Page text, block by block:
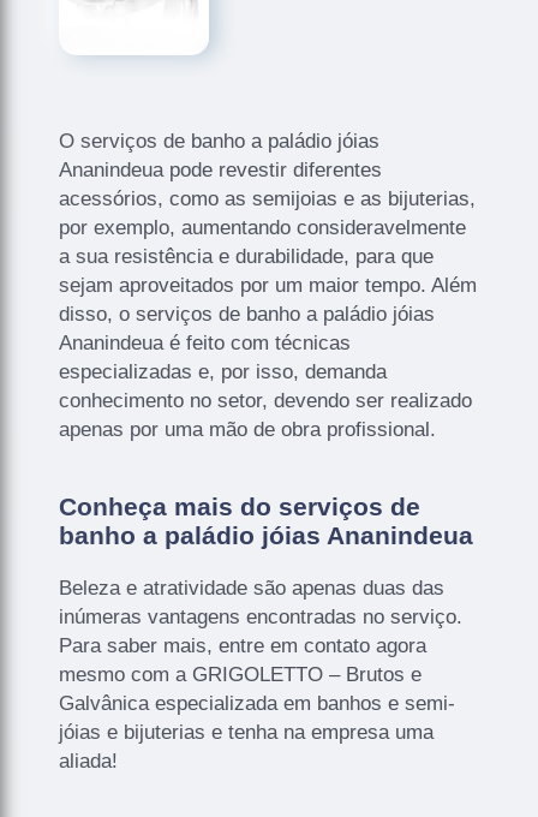
O serviços de banho a paládio jóias
Ananindeua pode revestir diferentes
acessórios, como as semijoias e as bijuterias,
por exemplo, aumentando consideravelmente
a sua resistência e durabilidade, para que
sejam aproveitados por um maior tempo. Além
disso, o serviços de banho a paládio jóias
Ananindeua é feito com técnicas
especializadas e, por isso, demanda
conhecimento no setor, devendo ser realizado
apenas por uma mão de obra profissional.
Conheça mais do serviços de
banho a paládio jóias Ananindeua
Beleza e atratividade são apenas duas das
inúmeras vantagens encontradas no serviço.
Para saber mais, entre em contato agora
mesmo com a GRIGOLETTO – Brutos e
Galvânica especializada em banhos e semi-
jóias e bijuterias e tenha na empresa uma
aliada!